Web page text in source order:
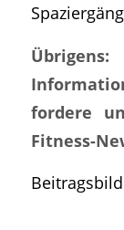
fordere
Fitness-